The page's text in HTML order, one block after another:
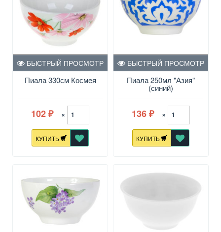
Пиала 330см Космея
БЫСТРЫЙ ПРОСМОТР
102 ₽ ×
КУПИТЬ
Пиала 250мл "Азия"
(синий)
БЫСТРЫЙ ПРОСМОТР
136 ₽ ×
КУПИТЬ